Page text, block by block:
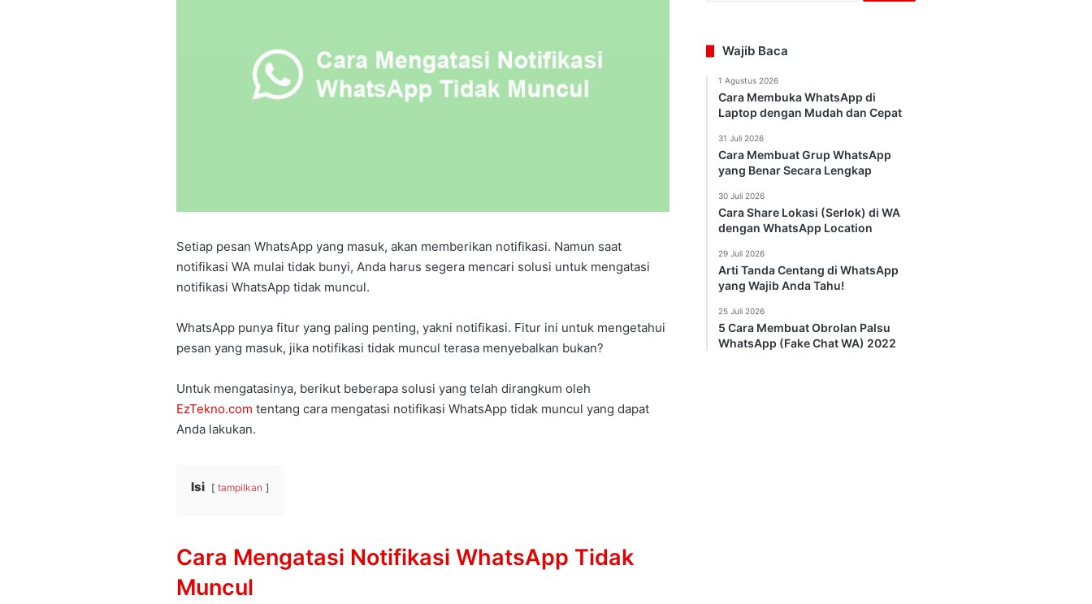
Setiap pesan WhatsApp yang masuk, akan memberikan notifikasi. Namun saat
notifikasi WA mulai tidak bunyi, Anda harus segera mencari solusi untuk mengatasi
notifikasi WhatsApp tidak muncul.
WhatsApp punya fitur yang paling penting, yakni notifikasi. Fitur ini untuk mengetahui
pesan yang masuk, jika notifikasi tidak muncul terasa menyebalkan bukan?
Untuk mengatasinya, berikut beberapa solusi yang telah dirangkum oleh
EzTekno.com tentang cara mengatasi notifikasi WhatsApp tidak muncul yang dapat
Anda lakukan.
Isi tampilkan
Cara Mengatasi Notifikasi WhatsApp Tidak
Muncul
Wajib Baca
1 Agustus 2026
Cara Membuka WhatsApp di
Laptop dengan Mudah dan Cepat
31 Juli 2026
Cara Membuat Grup WhatsApp
yang Benar Secara Lengkap
30 Juli 2026
Cara Share Lokasi (Serlok) di WA
dengan WhatsApp Location
29 Juli 2026
Arti Tanda Centang di WhatsApp
yang Wajib Anda Tahu!
25 Juli 2026
5 Cara Membuat Obrolan Palsu
WhatsApp (Fake Chat WA) 2022